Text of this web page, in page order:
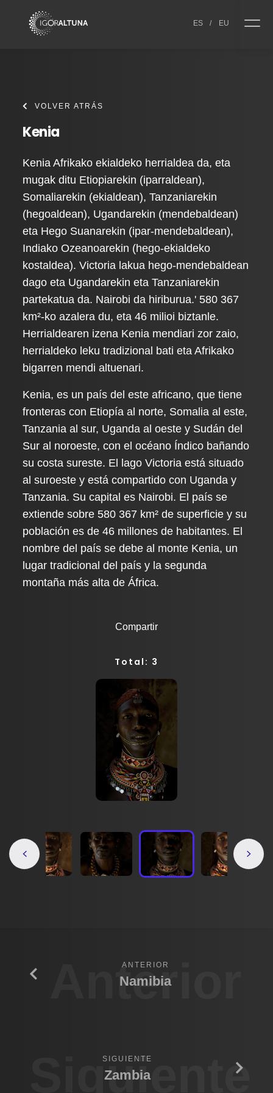
ES / EU
VOLVER ATRÁS
Kenia
Kenia Afrikako ekialdeko herrialdea da, eta
mugak ditu Etiopiarekin (iparraldean),
Somaliarekin (ekialdean), Tanzaniarekin
(hegoaldean), Ugandarekin (mendebaldean)
eta Hego Suanarekin (ipar-mendebaldean),
Indiako Ozeanoarekin (hego-ekialdeko
kostaldea). Victoria lakua hego-mendebaldean
dago eta Ugandarekin eta Tanzaniarekin
partekatua da. Nairobi da hiriburua.' 580 367
km²-ko azalera du, eta 46 milioi biztanle.
Herrialdearen izena Kenia mendiari zor zaio,
herrialdeko leku tradizional bati eta Afrikako
bigarren mendi altuenari.
Kenia, es un país del este africano, que tiene
fronteras con Etiopía al norte, Somalia al este,
Tanzania al sur, Uganda al oeste y Sudán del
Sur al noroeste, con el océano Índico bañando
su costa sureste. El lago Victoria está situado
al suroeste y está compartido con Uganda y
Tanzania. Su capital es Nairobi. El país se
extiende sobre 580 367 km² de superficie y su
población es de 46 millones de habitantes. El
nombre del país se debe al monte Kenia, un
lugar tradicional del país y la segunda
montaña más alta de África.
Compartir
Total: 3
Anterior
ANTERIOR
Namibia
Siguiente
SIGUIENTE
Zambia